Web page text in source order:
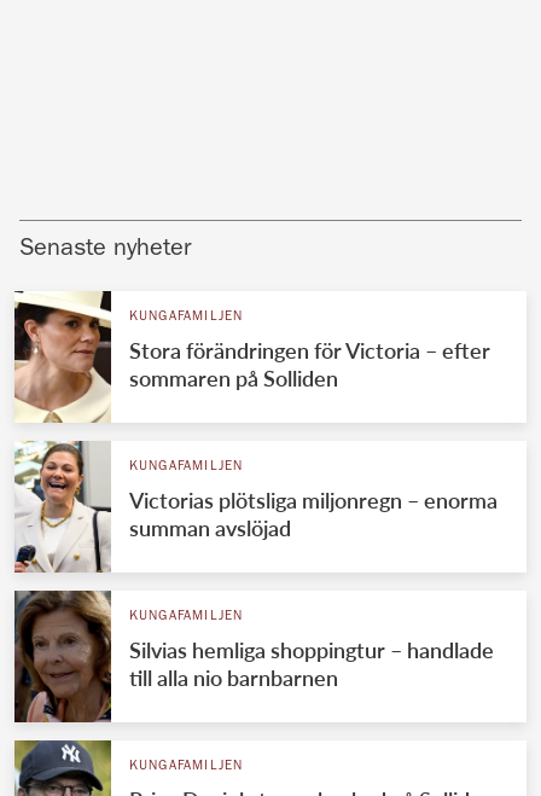
Senaste nyheter
KUNGAFAMILJEN
Stora förändringen för Victoria – efter
sommaren på Solliden
KUNGAFAMILJEN
Victorias plötsliga miljonregn – enorma
summan avslöjad
KUNGAFAMILJEN
Silvias hemliga shoppingtur – handlade
till alla nio barnbarnen
KUNGAFAMILJEN